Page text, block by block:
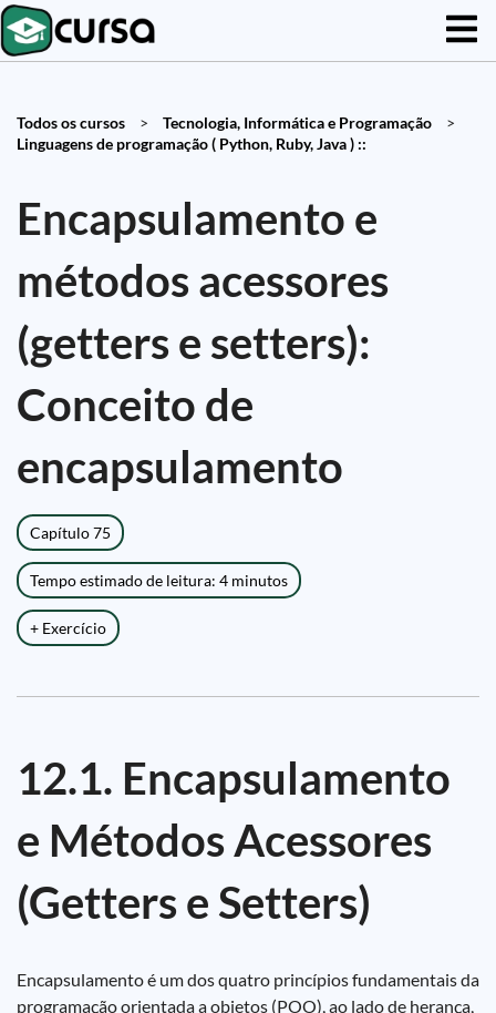
Todos os cursos > Tecnologia, Informática e Programação
>
Linguagens de programação ( Python, Ruby, Java ) ::
Encapsulamento e
métodos acessores
(getters e setters):
Conceito de
encapsulamento
Capítulo 75
Tempo estimado de leitura: 4 minutos
+ Exercício
12.1. Encapsulamento
e Métodos Acessores
(Getters e Setters)
Encapsulamento é um dos quatro princípios fundamentais da
programação orientada a objetos (POO), ao lado de herança,